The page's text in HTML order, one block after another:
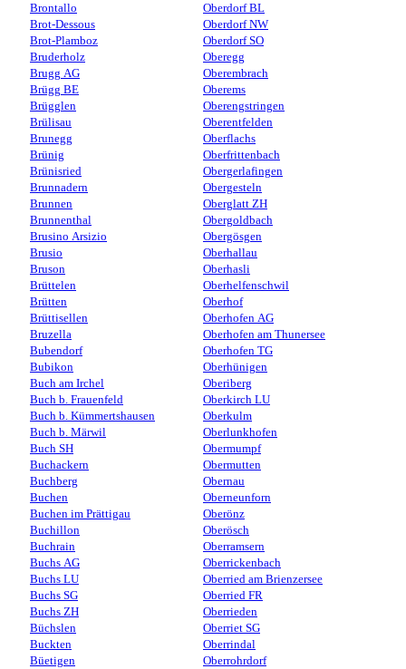
Brontallo
Brot-Dessous
Brot-Plamboz
Bruderholz
Brugg AG
Brügg BE
Brügglen
Brülisau
Brunegg
Brünig
Brünisried
Brunnadern
Brunnen
Brunnenthal
Brusino Arsizio
Brusio
Bruson
Brüttelen
Brütten
Brüttisellen
Bruzella
Bubendorf
Bubikon
Buch am Irchel
Buch b. Frauenfeld
Buch b. Kümmertshausen
Buch b. Märwil
Buch SH
Buchackern
Buchberg
Buchen
Buchen im Prättigau
Buchillon
Buchrain
Buchs AG
Buchs LU
Buchs SG
Buchs ZH
Büchslen
Buckten
Büetigen
Oberdorf BL
Oberdorf NW
Oberdorf SO
Oberegg
Oberembrach
Oberems
Oberengstringen
Oberentfelden
Oberflachs
Oberfrittenbach
Obergerlafingen
Obergesteln
Oberglatt ZH
Obergoldbach
Obergösgen
Oberhallau
Oberhasli
Oberhelfenschwil
Oberhof
Oberhofen AG
Oberhofen am Thunersee
Oberhofen TG
Oberhünigen
Oberiberg
Oberkirch LU
Oberkulm
Oberlunkhofen
Obermumpf
Obermutten
Obernau
Oberneunforn
Oberönz
Oberösch
Oberramsern
Oberrickenbach
Oberried am Brienzersee
Oberried FR
Oberrieden
Oberriet SG
Oberrindal
Oberrohrdorf